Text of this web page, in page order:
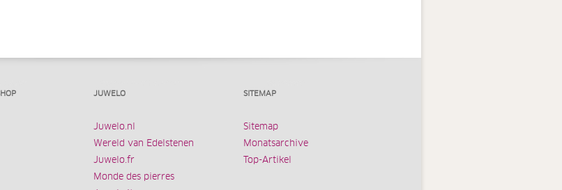
JUWELO
Juwelo.nl
Wereld van Edelstenen
Juwelo.fr
Monde des pierres
SITEMAP
Sitemap
Monatsarchive
Top-Artikel